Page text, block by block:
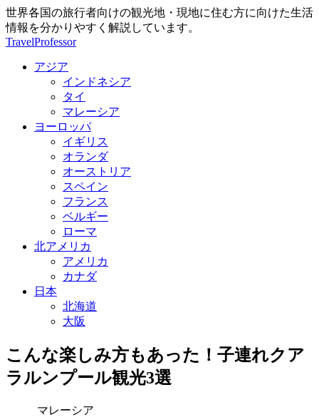
世界各国の旅行者向けの観光地・現地に住む方に向けた生活
情報を分かりやすく解説しています。
TravelProfessor
アジア
インドネシア
タイ
マレーシア
ヨーロッパ
イギリス
オランダ
オーストリア
スペイン
フランス
ベルギー
ローマ
北アメリカ
アメリカ
カナダ
日本
北海道
大阪
こんな楽しみ方もあった！子連れクア
ラルンプール観光3選
マレーシア